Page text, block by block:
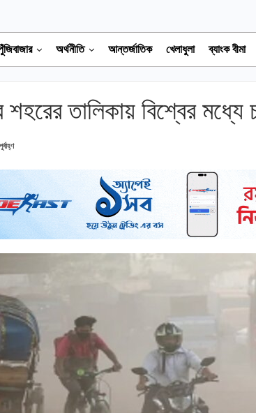
অর্থনীতি আন্তর্জাতিক খেলাধুলা ব্যাংক বীমা
শহরের তালিকায় বিশ্বের মধ্যে